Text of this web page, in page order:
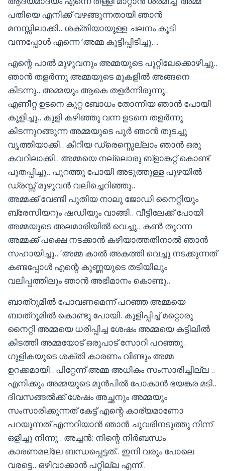
പതിയെ എനിക്ക് വഴങ്ങുന്നതായി ഞാൻ
മനസ്സിലാക്കി.. ശക്തിയായുള്ള ചലനം കൂടി
വന്നപ്പോൾ എന്നെ ‘അമ്മ കൂട്ടിപ്പിടിച്ചു…
എന്റെ പാൽ മുഴുവനും അമ്മയുടെ പൂറ്റിലേക്കൊഴിച്ചു..
ഞാൻ തളർന്നു അമ്മയുടെ മുകളിൽ അങ്ങനെ
കിടന്നു.. അമ്മയും ആകെ തളർന്നിരുന്നു..
എണീറ്റ ഉടനെ കുറ്റ ബോധം തോന്നിയ ഞാൻ പോയി
കുളിച്ചു.. കുളി കഴിഞ്ഞു വന്ന ഉടനെ തളർന്നു
കിടന്നുറങ്ങുന്ന അമ്മയുടെ പൂർ ഞാൻ തുടച്ചു
വൃത്തിയാക്കി.. കീറിയ ഡ്രെസ്സെല്ലാം ഞാൻ ഒരു
കവറിലാക്കി.. അമ്മയെ നല്ലൊരു ബ്ളാങ്കറ്റ് കൊണ്ട്
പുതപ്പിച്ചു.. പുറത്തു പോയി അടുത്തുള്ള പുഴയിൽ
ഡ്രസ്സ് മുഴുവൻ വലിച്ചെറിഞ്ഞു..
അമ്മക്ക് വേണ്ടി പുതിയ നാലു ജോഡി നൈറ്റിയും
ബ്രേസിയറും ഷഡിയും വാങ്ങി.. വീട്ടിലേക്ക് പോയി
അമ്മയുടെ അലമാരിയിൽ വെച്ചു.. കൺ തുറന്ന
അമ്മക്ക് പക്ഷെ നടക്കാൻ കഴിയാത്തതിനാൽ ഞാൻ
സഹായിച്ചു.. ‘അമ്മ കാൽ അകത്തി വെച്ചു നടക്കുന്നത്
കണ്ടപ്പോൾ എന്റെ കുണ്ണയുടെ തടിയിലും
വലിപ്പത്തിലും ഞാൻ അഭിമാനം കൊണ്ടു..
ബാത്‌റൂമിൽ പോവണമെന്ന് പറഞ്ഞ അമ്മയെ
ബാത്‌റൂമിൽ കൊണ്ടു പോയി. കുളിപ്പിച്ച് മറ്റൊരു
നൈറ്റി അമ്മയെ ധരിപ്പിച്ച ശേഷം അമ്മയെ കട്ടിലിൽ
കിടത്തി അമ്മയോട് ഒരുപാട് സോറി പറഞ്ഞു..
ഗുളികയുടെ ശക്തി കാരണം വീണ്ടും അമ്മ
ഉറക്കമായി.. പിറ്റേന്ന് അമ്മ അധികം സംസാരിച്ചില്ല ..
എനിക്കും അമ്മയുടെ മുൻപിൽ പോകാൻ ഭയങ്കര മടി..
ദിവസങ്ങൽക്ക്‌ ശേഷം അച്ഛനും അമ്മയും
സംസാരിക്കുന്നത് കേട്ട് എന്റെ കാര്യമാണോ
പറയുന്നത് എന്നറിയാൻ ഞാൻ ചുവരിനടുത്തു നിന്ന്
ഒളിച്ചു നിന്നു.. അച്ചൻ: നിന്റെ നിർബന്ധം
കാരണമല്ലേ ബന്ധപ്പെട്ടത്.. ഇനി വരും പോലെ
വരട്ടെ.. ഒഴിവാക്കാൻ പറ്റില്ല എന്ന്..